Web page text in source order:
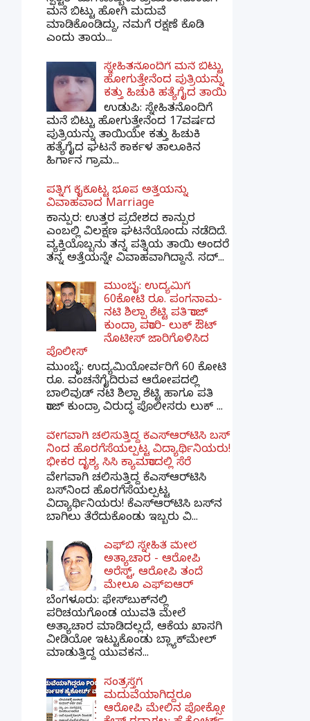
ಮನೆ ಬಿಟ್ಟು ಹೋಗಿ ಮದುವೆ
ಮಾಡಿಕೊಂಡಿದ್ದು, ನಮಗೆ ರಕ್ಷಣೆ ಕೊಡಿ
ಎಂದು ತಾಯ...
ಸ್ನೇಹಿತನೊಂದಿಗೆ ಮನೆ ಬಿಟ್ಟು
ಹೋಗುತ್ತೇನೆಂದ ಪುತ್ರಿಯನ್ನು
ಕತ್ತು ಹಿಚುಕಿ ಹತ್ಯೆಗೈದ ತಾಯಿ
ಉಡುಪಿ: ಸ್ನೇಹಿತನೊಂದಿಗೆ
ಮನೆ ಬಿಟ್ಟು ಹೋಗುತ್ತೇನೆಂದ 17ವರ್ಷದ
ಪುತ್ರಿಯನ್ನು ತಾಯಿಯೇ ಕತ್ತು ಹಿಚುಕಿ
ಹತ್ಯೆಗೈದ ಘಟನೆ ಕಾರ್ಕಳ ತಾಲೂಕಿನ
ಹಿರ್ಗಾನ ಗ್ರಾಮ...
ಪತ್ನಿಗೆ ಕೈಕೊಟ್ಟ ಭೂಪ ಅತ್ತೆಯನ್ನು
ವಿವಾಹವಾದ Marriage
ಕಾನ್ಪುರ: ಉತ್ತರ ಪ್ರದೇಶದ ಕಾನ್ಪುರ
ಎಂಬಲ್ಲಿ ವಿಲಕ್ಷಣ ಘಟನೆಯೊಂದು ನಡೆದಿದೆ.
ವ್ಯಕ್ತಿಯೊಬ್ಬನು ತನ್ನ ಪತ್ನಿಯ ತಾಯಿ ಅಂದರೆ
ತನ್ನ ಅತ್ತೆಯನ್ನೇ ವಿವಾಹವಾಗಿದ್ದಾನೆ. ಸದ್...
ಮುಂಬೈ: ಉದ್ಯಮಿಗೆ
60ಕೋಟಿ ರೂ. ಪಂಗನಾಮ-
ನಟಿ ಶಿಲ್ಪಾ ಶೆಟ್ಟಿ ಪತಿ ರಾಜ್
ಕುಂದ್ರಾ ಪರಾರಿ- ಲುಕ್ ಔಟ್
ನೊಟೀಸ್ ಜಾರಿಗೊಳಿಸಿದ
ಪೊಲೀಸ್
ಮುಂಬೈ: ಉದ್ಯಮಿಯೋರ್ವರಿಗೆ 60 ಕೋಟಿ
ರೂ. ವಂಚನೆಗೈದಿರುವ ಆರೋಪದಲ್ಲಿ
ಬಾಲಿವುಡ್ ನಟಿ ಶಿಲ್ಪಾ ಶೆಟ್ಟಿ ಹಾಗೂ ಪತಿ
ರಾಜ್ ಕುಂದ್ರಾ ವಿರುದ್ಧ ಪೊಲೀಸರು ಲುಕ್ ...
ವೇಗವಾಗಿ ಚಲಿಸುತ್ತಿದ್ದ ಕೆಎಸ್​ಆರ್​ಟಿಸಿ ಬಸ್​
ನಿಂದ ಹೊರಗೆಸೆಯಲ್ಪಟ್ಟ ವಿದ್ಯಾರ್ಥಿನಿಯರು!
ಭೀಕರ ದೃಶ್ಯ ಸಿಸಿ ಕ್ಯಾಮರಾದಲ್ಲಿ ಸೆರೆ
ವೇಗವಾಗಿ ಚಲಿಸುತ್ತಿದ್ದ ಕೆಎಸ್‌ಆರ್‌ಟಿಸಿ
ಬಸ್‌ನಿಂದ ಹೊರಗೆಸೆಯಲ್ಪಟ್ಟ
ವಿದ್ಯಾರ್ಥಿನಿಯರು! ಕೆಎಸ್‌ಆರ್‌ಟಿಸಿ ಬಸ್‌ನ
ಬಾಗಿಲು ತೆರೆದುಕೊಂಡು ಇಬ್ಬರು ವಿ...
ಎಫ್‌ಬಿ ಸ್ನೇಹಿತೆ ಮೇಲೆ
ಅತ್ಯಾಚಾರ - ಆರೋಪಿ
ಅರೆಸ್ಟ್, ಆರೋಪಿ ತಂದೆ
ಮೇಲೂ ಎಫ್ಐಆರ್
ಬೆಂಗಳೂರು: ಫೇಸ್‌ಬುಕ್‌ನಲ್ಲಿ
ಪರಿಚಯಗೊಂಡ ಯುವತಿ ಮೇಲೆ
ಅತ್ಯಾಚಾರ ಮಾಡಿದಲ್ಲದೆ, ಆಕೆಯ ಖಾಸಗಿ
ವೀಡಿಯೋ ಇಟ್ಟುಕೊಂಡು ಬ್ಲ್ಯಾಕ್‌ಮೇಲ್
ಮಾಡುತ್ತಿದ್ದ ಯುವಕನ...
ಸಂತ್ರಸ್ತೆಗೆ
ಮದುವೆಯಾಗಿದ್ದರೂ
ಆರೋಪಿ ಮೇಲಿನ ಪೋಕ್ಸೋ